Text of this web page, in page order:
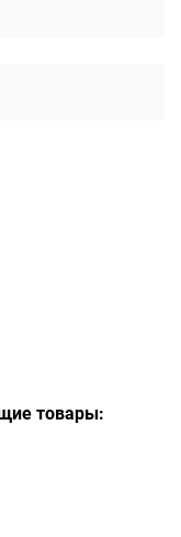
товары: